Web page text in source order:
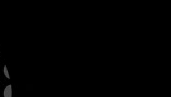
entdecken Sie die